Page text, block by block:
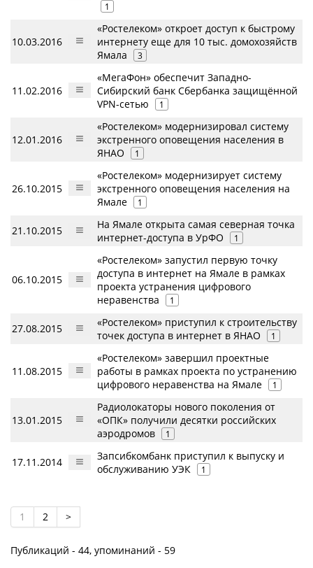
1
10.03.2016
«Ростелеком» откроет доступ к быстрому
интернету еще для 10 тыс. домохозяйств
Ямала
3
11.02.2016
«МегаФон» обеспечит Западно-
Сибирский банк Сбербанка защищённой
VPN-сетью
1
12.01.2016
«Ростелеком» модернизировал систему
экстренного оповещения населения в
ЯНАО
1
26.10.2015
«Ростелеком» модернизирует систему
экcтренного оповещения населения на
Ямале
1
21.10.2015
На Ямале открыта самая северная точка
интернет-доступа в УрФО
1
06.10.2015
«Ростелеком» запустил первую точку
доступа в интернет на Ямале в рамках
проекта устранения цифрового
неравенства
1
27.08.2015
«Ростелеком» приступил к строительству
точек доступа в интернет в ЯНАО
1
11.08.2015
«Ростелеком» завершил проектные
работы в рамках проекта по устранению
цифрового неравенства на Ямале
1
13.01.2015
Радиолокаторы нового поколения от
«ОПК» получили десятки российских
аэродромов
1
17.11.2014
Запсибкомбанк приступил к выпуску и
обслуживанию УЭК
1
1 2 >
Публикаций - 44, упоминаний - 59